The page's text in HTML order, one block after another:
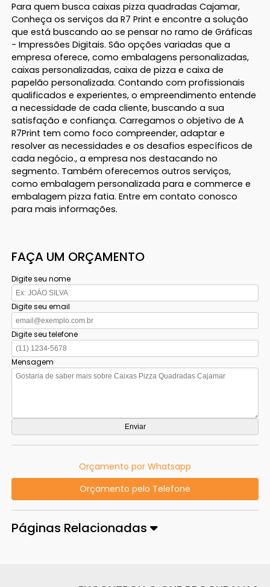
Para quem busca caixas pizza quadradas Cajamar,
Conheça os serviços da R7 Print e encontre a solução
que está buscando ao se pensar no ramo de Gráficas
- Impressões Digitais. São opções variadas que a
empresa oferece, como embalagens personalizadas,
caixas personalizadas, caixa de pizza e caixa de
papelão personalizada. Contando com profissionais
qualificados e experientes, o empreendimento entende
a necessidade de cada cliente, buscando a sua
satisfação e confiança. Carregamos o objetivo de A
R7Print tem como foco compreender, adaptar e
resolver as necessidades e os desafios específicos de
cada negócio., a empresa nos destacando no
segmento. Também oferecemos outros serviços,
como embalagem personalizada para e commerce e
embalagem pizza fatia. Entre em contato conosco
para mais informações.
FAÇA UM ORÇAMENTO
Digite seu nome
Digite seu email
Digite seu telefone
Mensagem
Orçamento por Whatsapp
Orçamento pelo Telefone
Páginas Relacionadas